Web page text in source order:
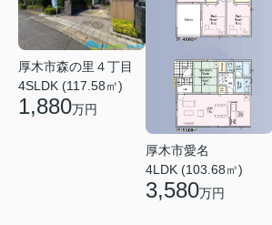
厚木市森の里４丁目
4SLDK (117.58㎡)
1,880万円
厚木市愛名
4LDK (103.68㎡)
3,580万円